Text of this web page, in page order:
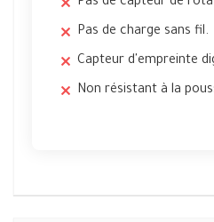
Pas de charge sans fil.
Capteur d'empreinte
Non résistant à la